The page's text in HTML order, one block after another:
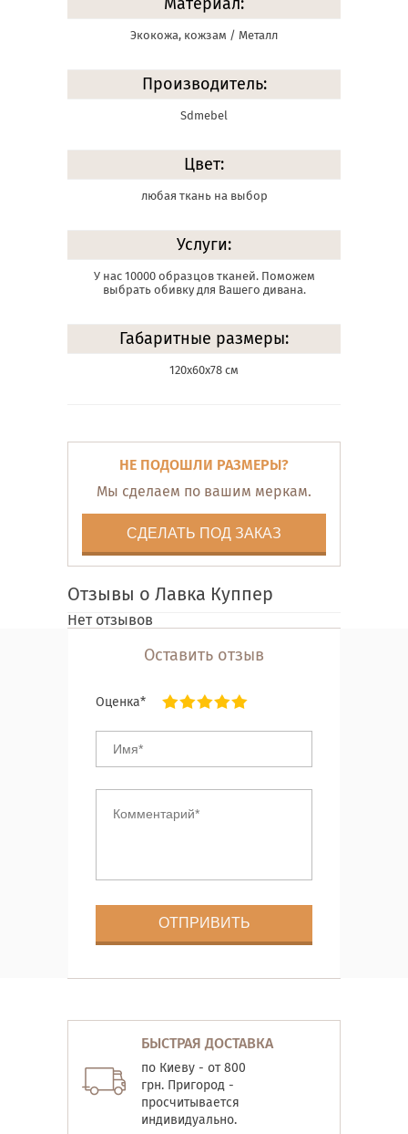
Экокожа, кожзам / Металл
Производитель:
Sdmebel
Цвет:
любая ткань на выбор
Услуги:
У нас 10000 образцов тканей. Поможем
выбрать обивку для Вашего дивана.
Габаритные размеры:
120х60х78 см
НЕ ПОДОШЛИ РАЗМЕРЫ?
Мы сделаем по вашим меркам.
СДЕЛАТЬ ПОД ЗАКАЗ
Отзывы о Лавка Куппер
Нет отзывов
Оставить отзыв
Оценка*
БЫСТРАЯ ДОСТАВКА
по Киеву - от 800
грн. Пригород -
просчитывается
индивидуально.